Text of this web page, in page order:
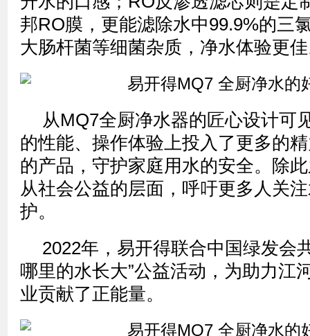
邦RO膜，更能滤除水中99.9%的三
大肠杆菌等细菌杂质，净水体验更
从MQ7全厨净水器的匠心设计可
的性能、操作体验上投入了更多的
的产品，守护家庭用水的安全。除
从社会公益的层面，呼吁更多人关
护。
2022年，易开得联合中国绿发会
哪里的水长大”公益活动，为助力江
业贡献了正能量。